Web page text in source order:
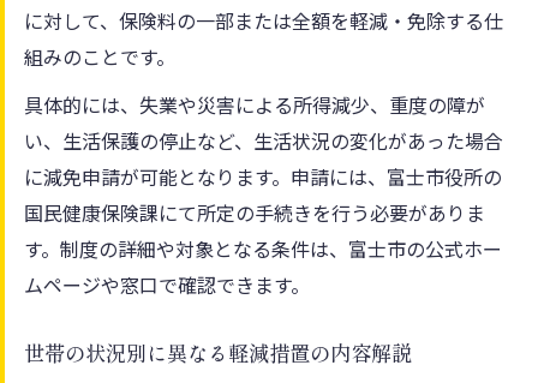
に対して、保険料の一部または全額を軽減・免除する仕
組みのことです。
具体的には、失業や災害による所得減少、重度の障が
い、生活保護の停止など、生活状況の変化があった場合
に減免申請が可能となります。申請には、富士市役所の
国民健康保険課にて所定の手続きを行う必要がありま
す。制度の詳細や対象となる条件は、富士市の公式ホー
ムページや窓口で確認できます。
世帯の状況別に異なる軽減措置の内容解説